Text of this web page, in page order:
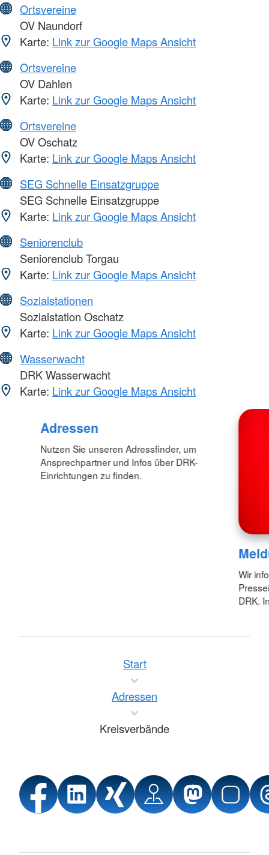
Ortsvereine
OV Naundorf
Karte: Link zur Google Maps Ansicht
Ortsvereine
OV Dahlen
Karte: Link zur Google Maps Ansicht
Ortsvereine
OV Oschatz
Karte: Link zur Google Maps Ansicht
SEG Schnelle Einsatzgruppe
SEG Schnelle Einsatzgruppe
Karte: Link zur Google Maps Ansicht
Seniorenclub
Seniorenclub Torgau
Karte: Link zur Google Maps Ansicht
Sozialstationen
Sozialstation Oschatz
Karte: Link zur Google Maps Ansicht
Wasserwacht
DRK Wasserwacht
Karte: Link zur Google Maps Ansicht
Adressen
Nutzen Sie unseren Adressfinder, um
Ansprechpartner und Infos über DRK-
Einrichtungen zu finden.
Wir
DRK.
Start
Adressen
Kreisverbände